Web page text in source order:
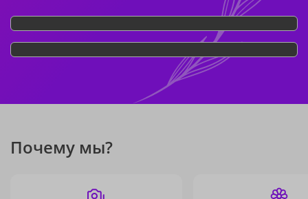
Почему мы?